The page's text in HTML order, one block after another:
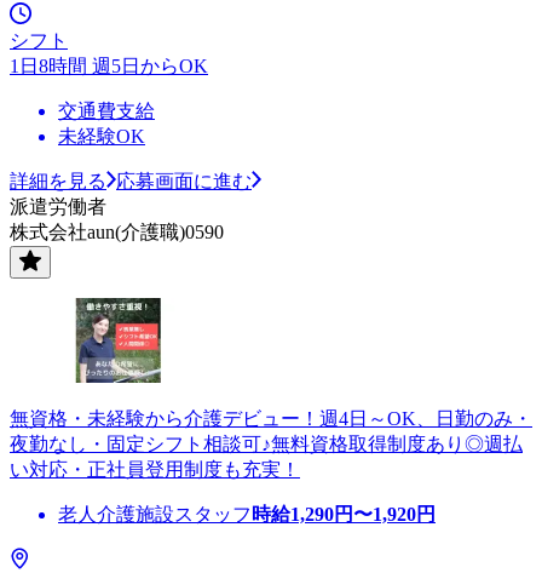
シフト
1日8時間 週5日からOK
交通費支給
未経験OK
詳細を見る
応募画面に進む
派遣労働者
株式会社aun(介護職)0590
無資格・未経験から介護デビュー！週4日～OK、日勤のみ・
夜勤なし・固定シフト相談可♪無料資格取得制度あり◎週払
い対応・正社員登用制度も充実！
老人介護施設スタッフ 時給1,290円〜1,920円